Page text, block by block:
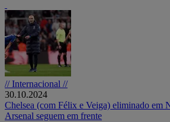
// Internacional //
30.10.2024
Chelsea (com Félix e Veiga) eliminado em
Arsenal seguem em frente